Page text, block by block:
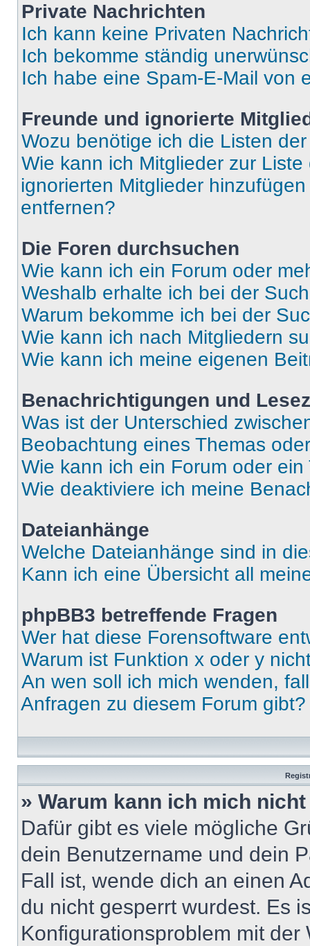
Private Nachrichten
Ich kann keine Privaten
Ich bekomme ständig
Ich habe eine Spam-E-Mail von
Freunde und ignorierte
Wozu benötige ich die Listen
Wie kann ich Mitglieder zur
ignorierten Mitglieder
entfernen?
Die Foren durchsuchen
Wie kann ich ein Forum oder
Weshalb erhalte ich bei der
Warum bekomme ich bei der
Wie kann ich nach Mitgliedern
Wie kann ich meine eigenen
Benachrichtigungen und
Was ist der Unterschied
Beobachtung eines Themas
Wie kann ich ein Forum oder
Wie deaktiviere ich meine
Dateianhänge
Welche Dateianhänge sind in
Kann ich eine Übersicht all
phpBB3 betreffende Fragen
Wer hat diese Forensoftware
Warum ist Funktion x oder y
An wen soll ich mich wenden,
Anfragen zu diesem Forum gibt?
» Warum kann ich mich
Dafür gibt es viele mögliche
dein Benutzername und dein
Fall ist, wende dich an einen
du nicht gesperrt wurdest. Es
Konfigurationsproblem mit